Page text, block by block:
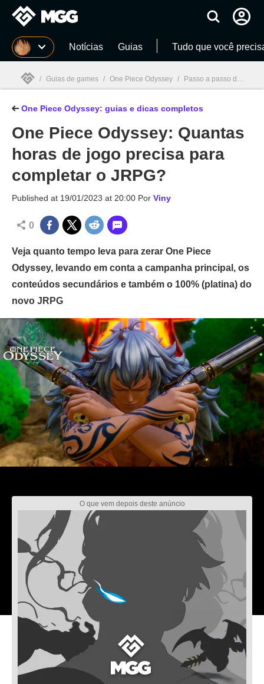
Millenium Notícias Guias Tudo que você
Millenium
/ Guias de games / One Piece Odyssey / Passo a passo de One Piece Odyssey: missões, dicas e guias completos
One Piece Odyssey: guias e dicas completos
One Piece Odyssey: Quantas
horas de jogo precisa para
completar o JRPG?
Published at 19/01/2023 at 20:00 Por Viny
0
Veja quanto tempo leva para zerar One Piece
Odyssey, levando em conta a campanha principal, os
conteúdos secundários e também o 100% (platina) do
novo JRPG